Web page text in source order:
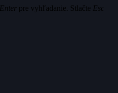
Enter pre vyhľadanie. Stlačte Esc